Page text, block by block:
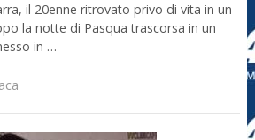
il 20enne ritrovato privo di vita in un
la notte di Pasqua trascorsa in un
in …